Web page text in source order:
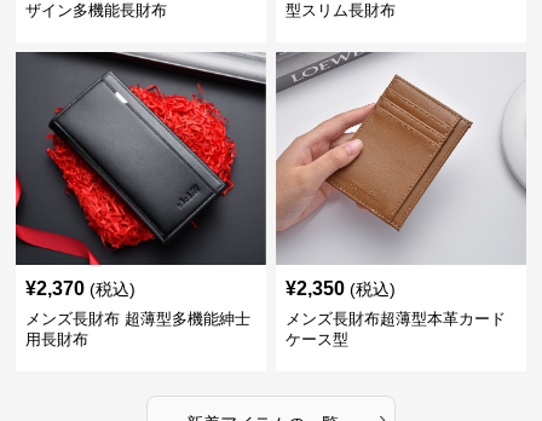
ザイン多機能長財布
型スリム長財布
¥2,370 (税込)
メンズ長財布 超薄型多機能紳士
用長財布
¥2,350 (税込)
メンズ長財布超薄型本革カード
ケース型